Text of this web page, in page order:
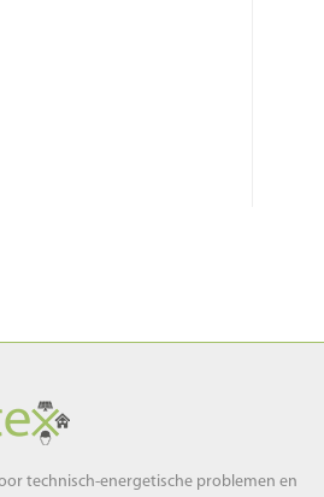
technisch-energetische problemen en